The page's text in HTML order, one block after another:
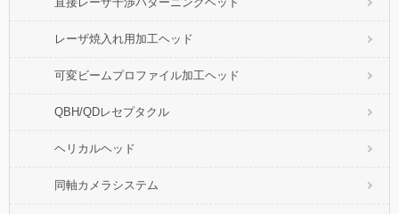
レーザ焼入れ用加工ヘッド
可変ビームプロファイル加工ヘッド
QBH/QDレセプタクル
ヘリカルヘッド
同軸カメラシステム